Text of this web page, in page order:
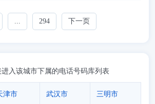
... 294 下一页
入该城市下属的电话号码库列表
津市 武汉市 三明市